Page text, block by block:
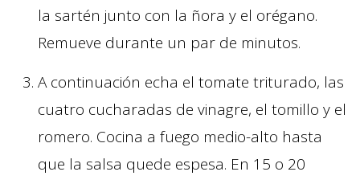
la sartén junto con la ñora y el orégano.
Remueve durante un par de minutos.
A continuación echa el tomate triturado, las
cuatro cucharadas de vinagre, el tomillo y el
romero. Cocina a fuego medio-alto hasta
que la salsa quede espesa. En 15 o 20